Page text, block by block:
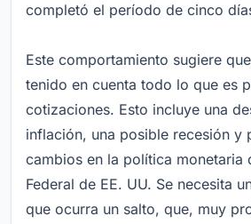
completó el período de cinco
Este comportamiento sugiere
tenido en cuenta todo lo que es
cotizaciones. Esto incluye una
inflación, una posible recesión y
cambios en la política monetaria
Federal de EE. UU. Se necesita
que ocurra un salto, que, muy